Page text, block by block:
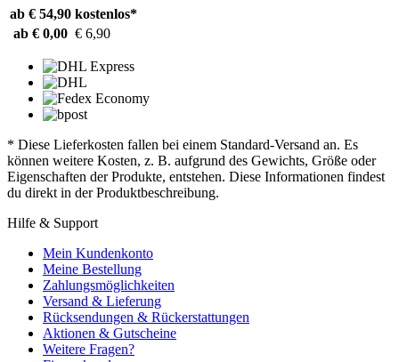
ab € 54,90 kostenlos*
ab € 0,00 € 6,90
* Diese Lieferkosten fallen bei einem Standard-Versand an. Es
können weitere Kosten, z. B. aufgrund des Gewichts, Größe oder
Eigenschaften der Produkte, entstehen. Diese Informationen findest
du direkt in der Produktbeschreibung.
Hilfe & Support
Mein Kundenkonto
Meine Bestellung
Zahlungsmöglichkeiten
Versand & Lieferung
Rücksendungen & Rückerstattungen
Aktionen & Gutscheine
Weitere Fragen?